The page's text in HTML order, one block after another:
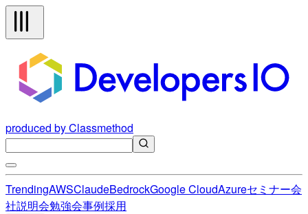
produced by Classmethod
TrendingAWSClaudeBedrockGoogle CloudAzureセミナー会
社説明会勉強会事例採用